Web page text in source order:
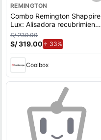
REMINGTON
Combo Remington Shappire
Lux: Alisadora recubrimiento
cerámico, 230°C +
Secadora 2000W, 3
temperaturas, 2 velocidades
S/ 239.00
S/ 319.00 33%
Coolbox